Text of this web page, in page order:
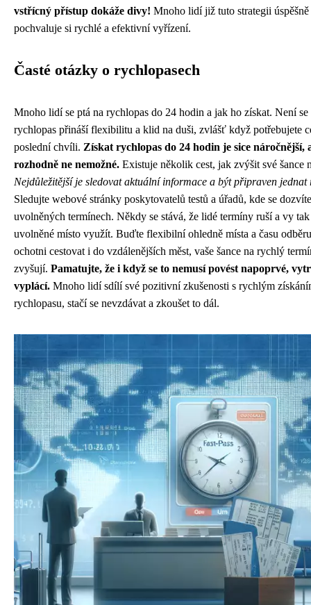
vstřícný přístup dokáže divy! Mnoho lidí již tuto strategii
pochvaluje si rychlé a efektivní vyřízení.
Časté otázky o rychlopasech
Mnoho lidí se ptá na rychlopas do 24 hodin a jak ho získat. Není
rychlopas přináší flexibilitu a klid na duši, zvlášť když potřebujete
poslední chvíli. Získat rychlopas do 24 hodin je sice náročnější,
rozhodně ne nemožné. Existuje několik cest, jak zvýšit své šance
Nejdůležitější je sledovat aktuální informace a být připraven jednat
Sledujte webové stránky poskytovatelů testů a úřadů, kde se
uvolněných termínech. Někdy se stává, že lidé termíny ruší a vy tak
uvolněné místo využít. Buďte flexibilní ohledně místa a času
ochotni cestovat i do vzdálenějších měst, vaše šance na rychlý
zvyšují. Pamatujte, že i když se to nemusí povést napoprvé,
vyplácí. Mnoho lidí sdílí své pozitivní zkušenosti s rychlým
rychlopasu, stačí se nevzdávat a zkoušet to dál.